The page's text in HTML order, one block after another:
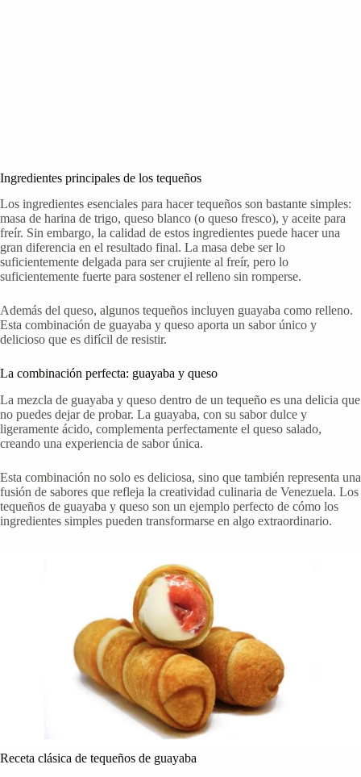
Ingredientes principales de los tequeños
Los ingredientes esenciales para hacer tequeños son bastante simples:
masa de harina de trigo, queso blanco (o queso fresco), y aceite para
freír. Sin embargo, la calidad de estos ingredientes puede hacer una
gran diferencia en el resultado final. La masa debe ser lo
suficientemente delgada para ser crujiente al freír, pero lo
suficientemente fuerte para sostener el relleno sin romperse.
Además del queso, algunos tequeños incluyen guayaba como relleno.
Esta combinación de guayaba y queso aporta un sabor único y
delicioso que es difícil de resistir.
La combinación perfecta: guayaba y queso
La mezcla de guayaba y queso dentro de un tequeño es una delicia que
no puedes dejar de probar. La guayaba, con su sabor dulce y
ligeramente ácido, complementa perfectamente el queso salado,
creando una experiencia de sabor única.
Esta combinación no solo es deliciosa, sino que también representa una
fusión de sabores que refleja la creatividad culinaria de Venezuela. Los
tequeños de guayaba y queso son un ejemplo perfecto de cómo los
ingredientes simples pueden transformarse en algo extraordinario.
Receta clásica de tequeños de guayaba